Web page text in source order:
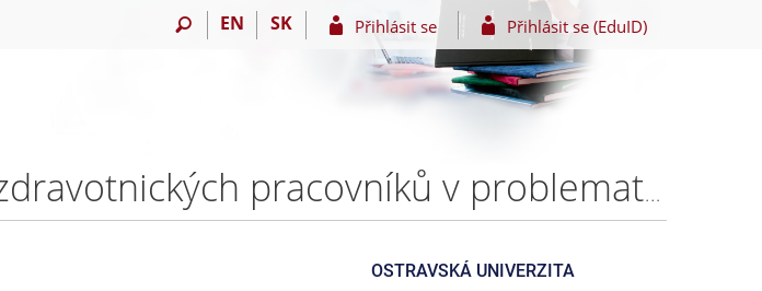
EN SK Přihlásit se Přihlásit se (EduID)
Management edukace nelékařských zdravotnických pracovníků v problematice parenterální výživy na jednotkách akutní a intenzivní péče – Bc. Iveta BENEDIKTOVÁ
OSTRAVSKÁ UNIVERZITA